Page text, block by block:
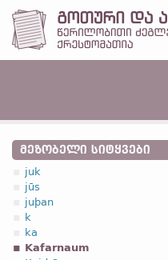
ᲛᲔᲖᲝᲑᲔᲚᲘ ᲡᲘᲢᲧᲕᲔᲑᲘ
juk
jūs
juþan
k
ka
Kafarnaum